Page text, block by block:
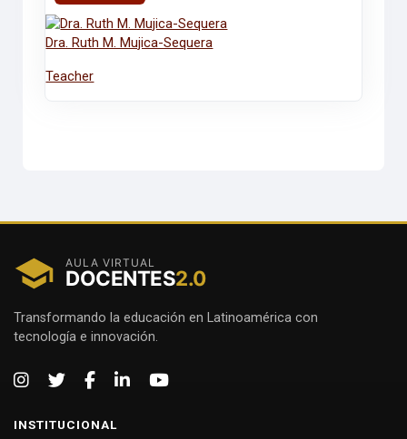
Dra. Ruth M. Mujica-Sequera
Teacher
AULA VIRTUAL
DOCENTES2.0
Transformando la educación en Latinoamérica con
tecnología e innovación.
INSTITUCIONAL